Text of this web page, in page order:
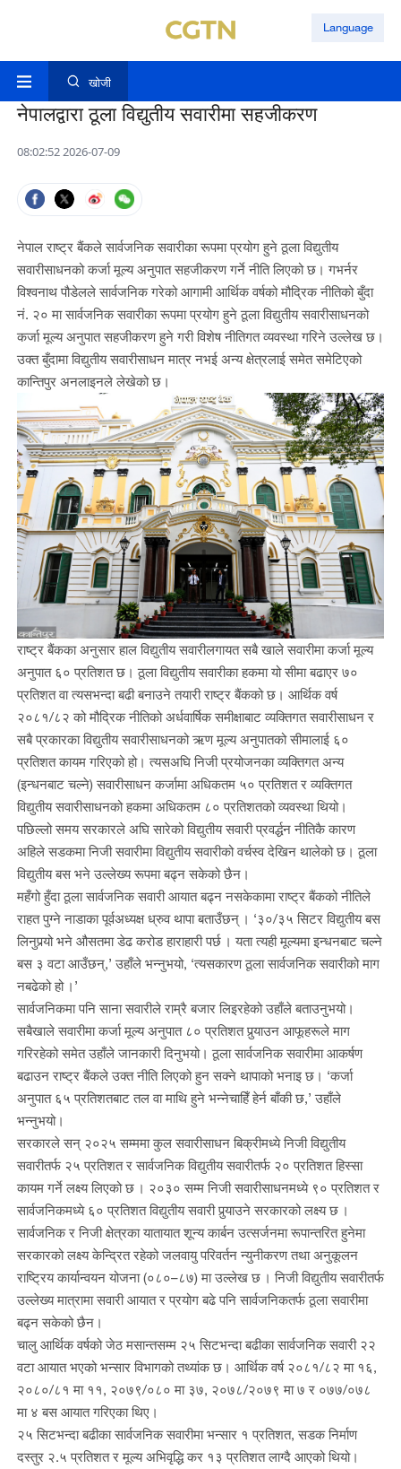
Language
खोजी
नेपालद्वारा ठूला विद्युतीय सवारीमा सहजीकरण
08:02:52 2026-07-09
नेपाल राष्ट्र बैंकले सार्वजनिक सवारीका रूपमा प्रयोग हुने ठूला विद्युतीय
सवारीसाधनको कर्जा मूल्य अनुपात सहजीकरण गर्ने नीति लिएको छ। गभर्नर
विश्वनाथ पौडेलले सार्वजनिक गरेको आगामी आर्थिक वर्षको मौद्रिक नीतिको बुँदा
नं. २० मा सार्वजनिक सवारीका रूपमा प्रयोग हुने ठूला विद्युतीय सवारीसाधनको
कर्जा मूल्य अनुपात सहजीकरण हुने गरी विशेष नीतिगत व्यवस्था गरिने उल्लेख छ।
उक्त बुँदामा विद्युतीय सवारीसाधन मात्र नभई अन्य क्षेत्रलाई समेत समेटिएको
कान्तिपुर अनलाइनले लेखेको छ।
राष्ट्र बैंकका अनुसार हाल विद्युतीय सवारीलगायत सबै खाले सवारीमा कर्जा मूल्य
अनुपात ६० प्रतिशत छ। ठूला विद्युतीय सवारीका हकमा यो सीमा बढाएर ७०
प्रतिशत वा त्यसभन्दा बढी बनाउने तयारी राष्ट्र बैंकको छ। आर्थिक वर्ष
२०८१/८२ को मौद्रिक नीतिको अर्धवार्षिक समीक्षाबाट व्यक्तिगत सवारीसाधन र
सबै प्रकारका विद्युतीय सवारीसाधनको ऋण मूल्य अनुपातको सीमालाई ६०
प्रतिशत कायम गरिएको हो। त्यसअघि निजी प्रयोजनका व्यक्तिगत अन्य
(इन्धनबाट चल्ने) सवारीसाधन कर्जामा अधिकतम ५० प्रतिशत र व्यक्तिगत
विद्युतीय सवारीसाधनको हकमा अधिकतम ८० प्रतिशतको व्यवस्था थियो।
पछिल्लो समय सरकारले अघि सारेको विद्युतीय सवारी प्रवर्द्धन नीतिकै कारण
अहिले सडकमा निजी सवारीमा विद्युतीय सवारीको वर्चस्व देखिन थालेको छ। ठूला
विद्युतीय बस भने उल्लेख्य रूपमा बढ्न सकेको छैन।
महँगो हुँदा ठूला सार्वजनिक सवारी आयात बढ्न नसकेकामा राष्ट्र बैंकको नीतिले
राहत पुग्ने नाडाका पूर्वअध्यक्ष ध्रुव थापा बताउँछन् । ‘३०/३५ सिटर विद्युतीय बस
लिनुपर्‍यो भने औसतमा डेढ करोड हाराहारी पर्छ । यता त्यही मूल्यमा इन्धनबाट चल्ने
बस ३ वटा आउँछन्,’ उहाँले भन्नुभयो, ‘त्यसकारण ठूला सार्वजनिक सवारीको माग
नबढेको हो ।’
सार्वजनिकमा पनि साना सवारीले राम्रै बजार लिइरहेको उहाँले बताउनुभयो।
सबैखाले सवारीमा कर्जा मूल्य अनुपात ८० प्रतिशत पुर्‍याउन आफूहरूले माग
गरिरहेको समेत उहाँले जानकारी दिनुभयो। ठूला सार्वजनिक सवारीमा आकर्षण
बढाउन राष्ट्र बैंकले उक्त नीति लिएको हुन सक्ने थापाको भनाइ छ। ‘कर्जा
अनुपात ६५ प्रतिशतबाट तल वा माथि हुने भन्नेचाहिँ हेर्न बाँकी छ,’ उहाँले
भन्नुभयो।
सरकारले सन् २०२५ सम्ममा कुल सवारीसाधन बिक्रीमध्ये निजी विद्युतीय
सवारीतर्फ २५ प्रतिशत र सार्वजनिक विद्युतीय सवारीतर्फ २० प्रतिशत हिस्सा
कायम गर्ने लक्ष्य लिएको छ । २०३० सम्म निजी सवारीसाधनमध्ये ९० प्रतिशत र
सार्वजनिकमध्ये ६० प्रतिशत विद्युतीय सवारी पुर्‍याउने सरकारको लक्ष्य छ ।
सार्वजनिक र निजी क्षेत्रका यातायात शून्य कार्बन उत्सर्जनमा रूपान्तरित हुनेमा
सरकारको लक्ष्य केन्द्रित रहेको जलवायु परिवर्तन न्युनीकरण तथा अनुकूलन
राष्ट्रिय कार्यान्वयन योजना (०८०–८७) मा उल्लेख छ । निजी विद्युतीय सवारीतर्फ
उल्लेख्य मात्रामा सवारी आयात र प्रयोग बढे पनि सार्वजनिकतर्फ ठूला सवारीमा
बढ्न सकेको छैन।
चालु आर्थिक वर्षको जेठ मसान्तसम्म २५ सिटभन्दा बढीका सार्वजनिक सवारी २२
वटा आयात भएको भन्सार विभागको तथ्यांक छ। आर्थिक वर्ष २०८१/८२ मा १६,
२०८०/८१ मा ११, २०७९/०८० मा ३७, २०७८/२०७९ मा ७ र ०७७/०७८
मा ४ बस आयात गरिएका थिए।
२५ सिटभन्दा बढीका सार्वजनिक सवारीमा भन्सार १ प्रतिशत, सडक निर्माण
दस्तुर २.५ प्रतिशत र मूल्य अभिवृद्धि कर १३ प्रतिशत लाग्दै आएको थियो।